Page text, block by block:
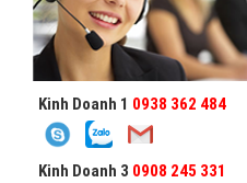
Kinh Doanh 1 0938 362 484
Kinh Doanh 3 0908 245 331